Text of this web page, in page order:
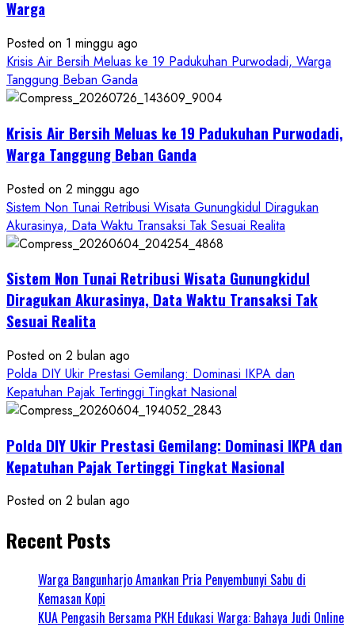
Seret
Oknum
Wartawan
Warga
Posted on 1 minggu ago
Krisis Air Bersih Meluas ke 19 Padukuhan Purwodadi, Warga
Tanggung Beban Ganda
Krisis Air Bersih Meluas ke 19 Padukuhan Purwodadi,
Warga Tanggung Beban Ganda
Posted on 2 minggu ago
Sistem Non Tunai Retribusi Wisata Gunungkidul Diragukan
Akurasinya, Data Waktu Transaksi Tak Sesuai Realita
Sistem Non Tunai Retribusi Wisata Gunungkidul
Diragukan Akurasinya, Data Waktu Transaksi Tak
Sesuai Realita
Posted on 2 bulan ago
Polda DIY Ukir Prestasi Gemilang: Dominasi IKPA dan
Kepatuhan Pajak Tertinggi Tingkat Nasional
Polda DIY Ukir Prestasi Gemilang: Dominasi IKPA dan
Kepatuhan Pajak Tertinggi Tingkat Nasional
Posted on 2 bulan ago
Recent Posts
Warga Bangunharjo Amankan Pria Penyembunyi Sabu di
Kemasan Kopi
KUA Pengasih Bersama PKH Edukasi Warga: Bahaya Judi Online